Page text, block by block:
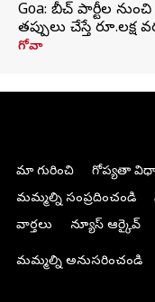
Goa: బీచ్ పార్టీల
తప్పులు చేస్తే
గోవా
మా గురించి గోప్యతా
మమ్మల్ని సంప్రదించండి
వార్తలు
న్యూస్ ఆర్కైవ్
మమ్మల్ని అనుసరించండి